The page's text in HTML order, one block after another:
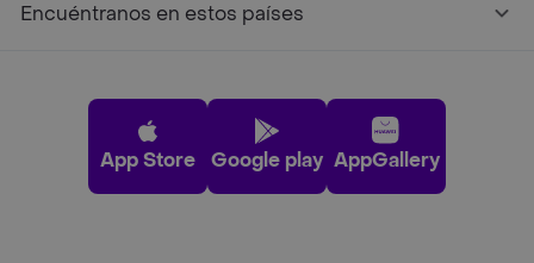
Encuéntranos en estos países
App Store Google play AppGallery